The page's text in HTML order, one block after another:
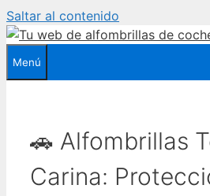
Saltar al contenido
Menú
🚗 Alfombrillas
Carina: